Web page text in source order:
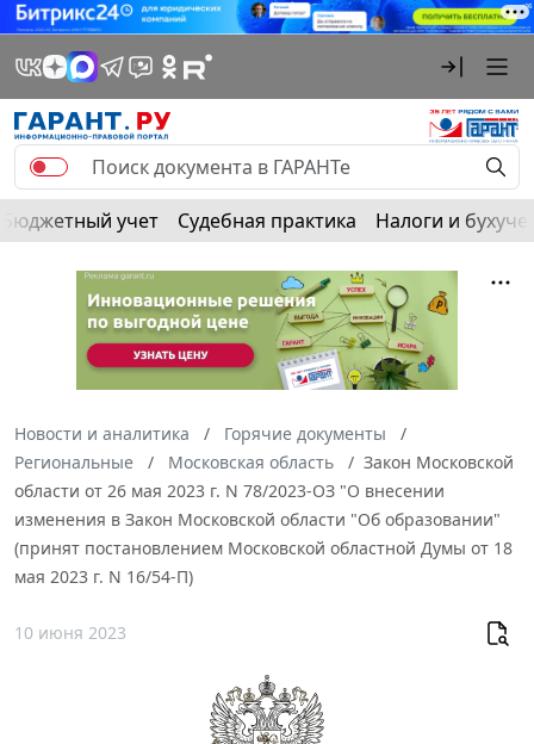
Бюджетный учет Судебная практика Налоги и
Новости и аналитика
Горячие документы
Региональные
Московская область
Закон Московской
области от 26 мая 2023 г. N 78/2023-ОЗ "О внесении
изменения в Закон Московской области "Об образовании"
(принят постановлением Московской областной Думы от 18
мая 2023 г. N 16/54-П)
10 июня 2023